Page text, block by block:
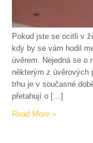
Pokud jste se ocitli v
kdy by se vám hodil
úvěrem. Nejedná se o
některým z úvěrových
trhu je v současné
přetahují o […]
Read More »